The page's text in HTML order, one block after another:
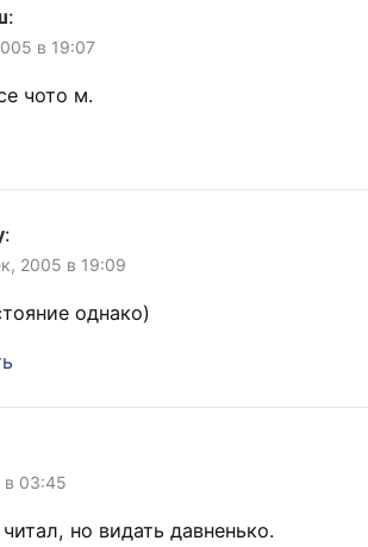
:
в 19:07
чото м.
:
2005 в 19:09
однако)
в 03:45
но видать давненько.